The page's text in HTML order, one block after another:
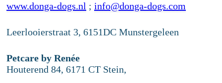
www.donga-dogs.nl ; info@donga-dogs.com
Leerlooierstraat 3, 6151DC Munstergeleen
Petcare by Renée
Houterend 84, 6171 CT Stein,